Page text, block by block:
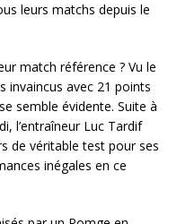
leurs matchs depuis le
match référence ? Vu le
invaincus avec 21 points
semble évidente. Suite à
l’entraîneur Luc Tardif
de véritable test pour ses
inégales en ce